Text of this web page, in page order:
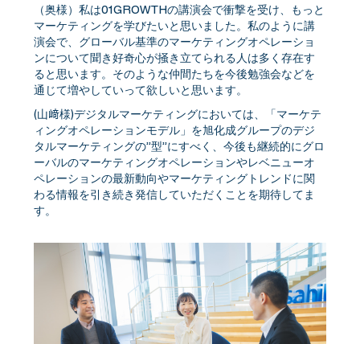
（奥様）私は01GROWTHの講演会で衝撃を受け、もっと
マーケティングを学びたいと思いました。私のように講
演会で、グローバル基準のマーケティングオペレーショ
ンについて聞き好奇心が掻き立てられる人は多く存在す
ると思います。そのような仲間たちを今後勉強会などを
通じて増やしていって欲しいと思います。
(山﨑様)デジタルマーケティングにおいては、「マーケテ
ィングオペレーションモデル」を旭化成グループのデジ
タルマーケティングの”型”にすべく、今後も継続的にグロ
ーバルのマーケティングオペレーションやレベニューオ
ペレーションの最新動向やマーケティングトレンドに関
わる情報を引き続き発信していただくことを期待してま
す。